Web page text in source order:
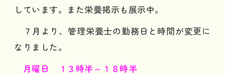
しています。また栄養掲示も展示中。
７月より、管理栄養士の勤務日と時間が変更に
なりました。
月曜日 １３時半～１８時半